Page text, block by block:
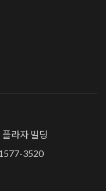
라자 빌딩
3520